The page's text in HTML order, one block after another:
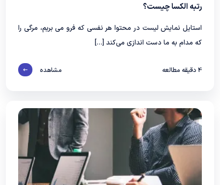
رتبه الکسا چیست؟
استایل نمایش لیست در محتوا هر نفسی که فرو می‌ بریم، مرگی را
که مدام به ما دست‌ اندازی می‌کند […]
4 دقیقه مطالعه مشاهده